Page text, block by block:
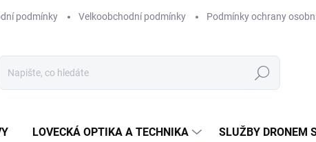
podmínky Velkoobchodní podmínky Podmínky ochrany
Hledat
LOVECKÁ OPTIKA A TECHNIKA SLUŽBY DRONEM